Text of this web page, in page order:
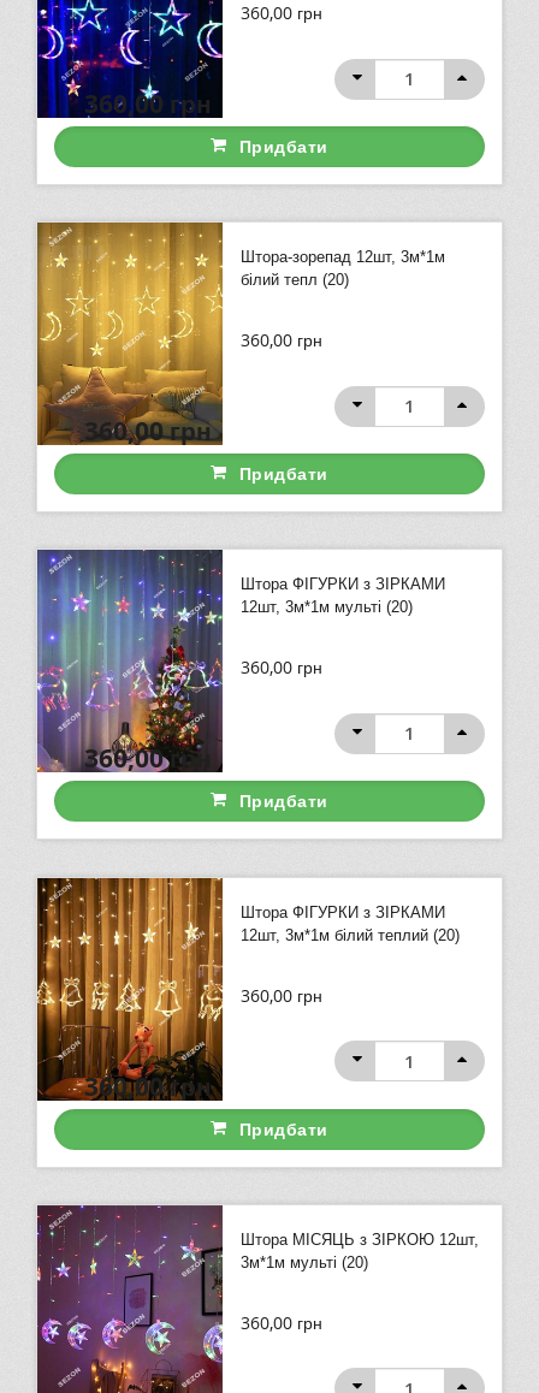
360,00 грн
360,00 грн
Придбати
Штора-зорепад 12шт, 3м*1м
білий тепл (20)
360,00 грн
360,00грн
Придбати
Штора ФІГУРКИ з ЗІРКАМИ
12шт, 3м*1м мульті (20)
360,00 грн
360,00грн
Придбати
Штора ФІГУРКИ з ЗІРКАМИ
12шт, 3м*1м білий теплий (20)
360,00 грн
360,00грн
Придбати
Штора МІСЯЦЬ з ЗІРКОЮ 12шт,
3м*1м мульті (20)
360,00 грн